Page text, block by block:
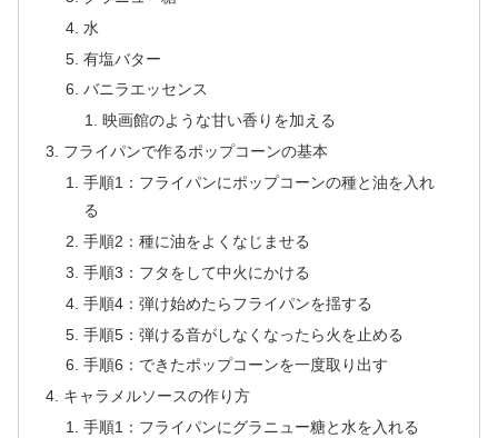
水
有塩バター
バニラエッセンス
映画館のような甘い香りを加える
フライパンで作るポップコーンの基本
手順1：フライパンにポップコーンの種と油を入れ
る
手順2：種に油をよくなじませる
手順3：フタをして中火にかける
手順4：弾け始めたらフライパンを揺する
手順5：弾ける音がしなくなったら火を止める
手順6：できたポップコーンを一度取り出す
キャラメルソースの作り方
手順1：フライパンにグラニュー糖と水を入れる